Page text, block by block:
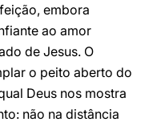
embora
ao amor
de Jesus. O
o peito aberto do
Deus nos mostra
não na distância